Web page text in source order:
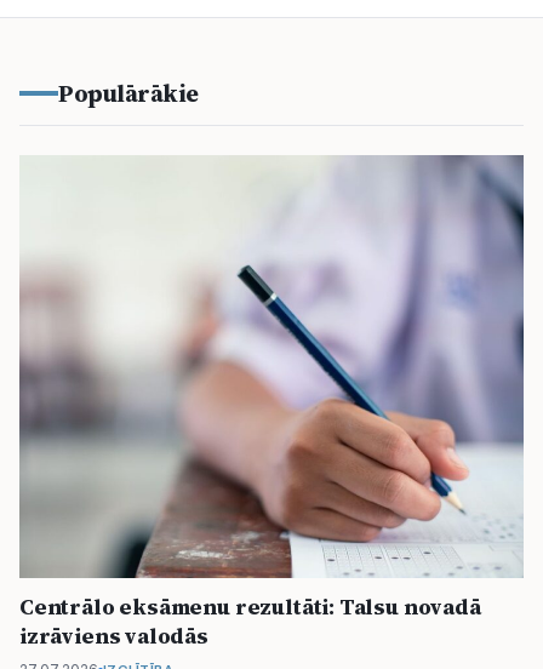
Populārākie
Centrālo eksāmenu rezultāti: Talsu novadā
izrāviens valodās